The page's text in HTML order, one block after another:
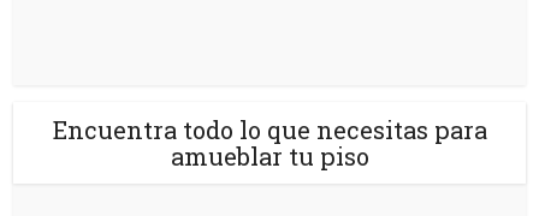
Encuentra todo lo que necesitas para
amueblar tu piso